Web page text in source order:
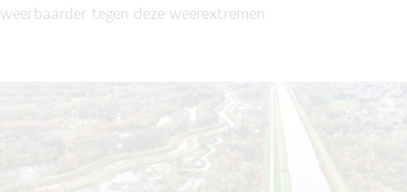
weerbaarder tegen deze weerextremen.